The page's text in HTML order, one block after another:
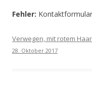
Fehler:
Verwegen, mit rotem
28. Oktober 2017